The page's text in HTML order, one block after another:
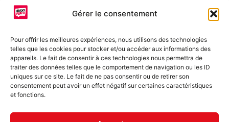
Gérer le consentement
Pour offrir les meilleures expériences, nous utilisons des technologies
telles que les cookies pour stocker et/ou accéder aux informations des
appareils. Le fait de consentir à ces technologies nous permettra de
traiter des données telles que le comportement de navigation ou les ID
uniques sur ce site. Le fait de ne pas consentir ou de retirer son
consentement peut avoir un effet négatif sur certaines caractéristiques
et fonctions.
2015, dans les secteurs d’Obernai-Molsheim-Erstein depuis
2022, et à Colmar, Vignoble et Plaine depuis 2023.
SUIVEZ-NOUS
S'inscrire à la newsletter